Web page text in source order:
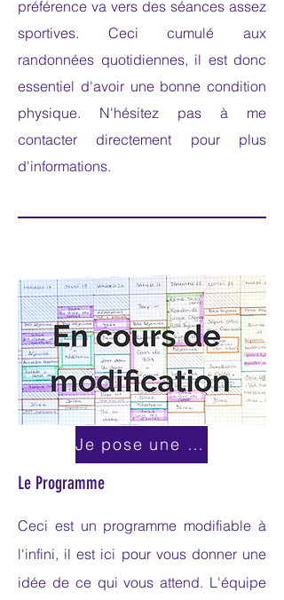
préférence va vers des séances assez
sportives. Ceci cumulé aux
randonnées quotidiennes, il est donc
essentiel d'avoir une bonne condition
physique. N'hésitez pas à me
contacter directement pour plus
d'informations.
Je pose une question par ici!
Le Programme
Ceci est un programme modifiable à
l'infini, il est ici pour vous donner une
idée de ce qui vous attend. L'équipe